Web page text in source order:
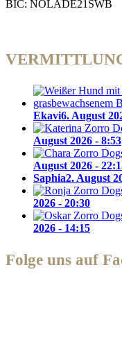
BIC: NOLADE21SWB
Ekavi6. August
August 2026 - 8:53
August 2026 -
Saphia2. August
2026 - 20:30
2026 - 14:15
Folge uns auf